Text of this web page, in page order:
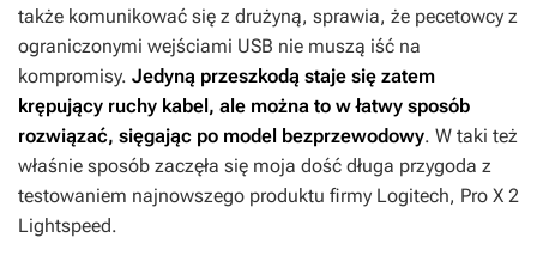
także komunikować się z drużyną, sprawia, że pecetowcy z
ograniczonymi wejściami USB nie muszą iść na
kompromisy. Jedyną przeszkodą staje się zatem
krępujący ruchy kabel, ale można to w łatwy sposób
rozwiązać, sięgając po model bezprzewodowy. W taki też
właśnie sposób zaczęła się moja dość długa przygoda z
testowaniem najnowszego produktu firmy Logitech, Pro X 2
Lightspeed.